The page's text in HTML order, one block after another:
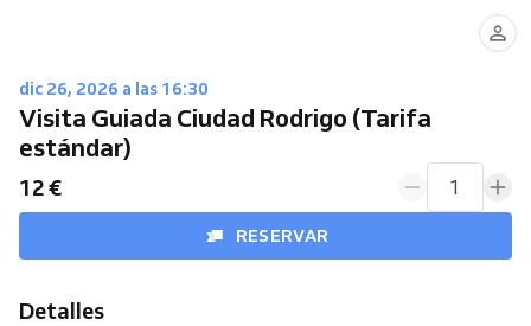
dic 26, 2026 a las 16:30
Visita Guiada Ciudad Rodrigo (Tarifa
estándar)
12 € 1
RESERVAR
Detalles